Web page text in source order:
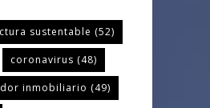
sustentable (52)
coronavirus (48)
inmobiliario (49)